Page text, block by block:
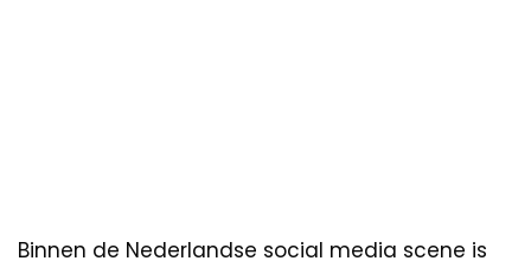
Binnen de Nederlandse social media scene is